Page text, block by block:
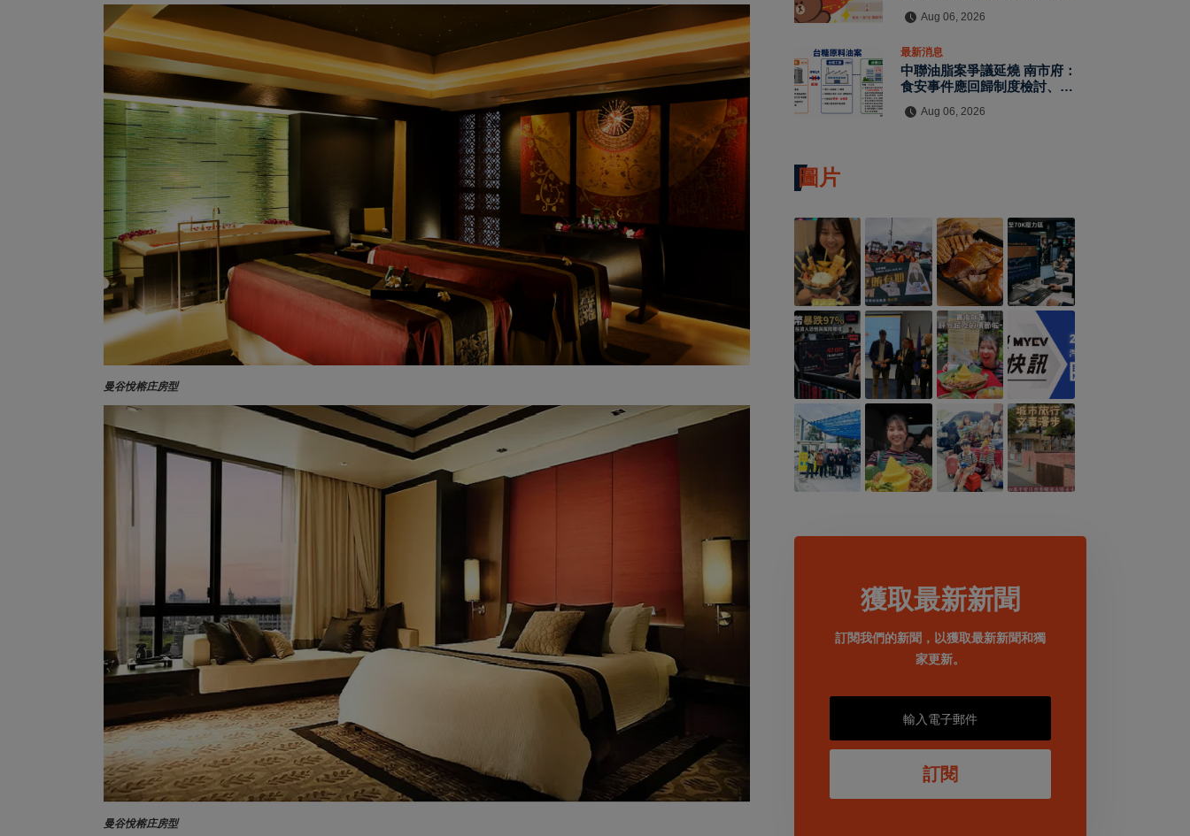
曼谷悅榕庄房型
曼谷悅榕庄房型
Aug 06, 2026
最新消息
中聯油脂案爭議延燒 南市府：
食安事件應回歸制度檢討、勿淪
Aug 06, 2026
圖片
獲取最新新聞
訂閱我們的新聞，以獲取最新新聞和獨
家更新。
訂閱